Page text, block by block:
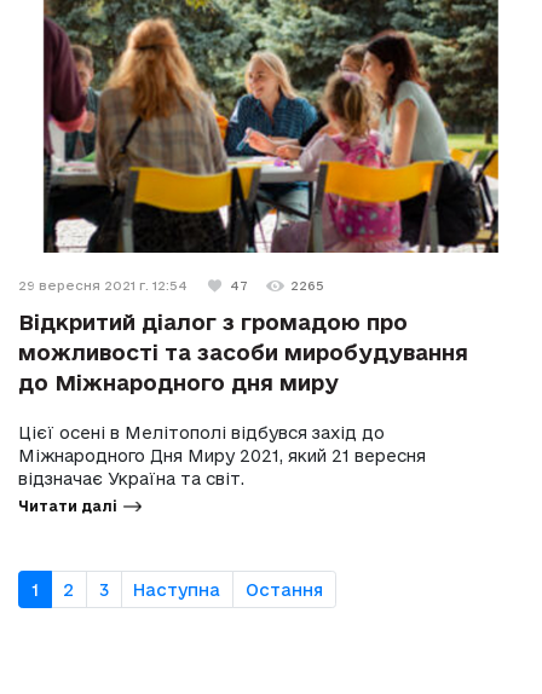
29 вересня 2021 г. 12:54 47 2265
Відкритий діалог з громадою про
можливості та засоби миробудування
до Міжнародного дня миру
Цієї осені в Мелітополі відбувся захід до
Міжнародного Дня Миру 2021, який 21 вересня
відзначає Україна та світ.
Читати далі
1 2 3 Наступна Остання